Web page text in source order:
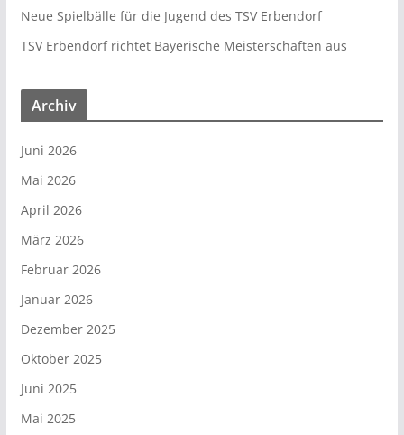
Neue Spielbälle für die Jugend des TSV Erbendorf
TSV Erbendorf richtet Bayerische Meisterschaften aus
Archiv
Juni 2026
Mai 2026
April 2026
März 2026
Februar 2026
Januar 2026
Dezember 2025
Oktober 2025
Juni 2025
Mai 2025